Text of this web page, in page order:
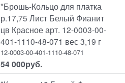
*Брошь-Кольцо для платка
р.17,75 Лист Белый Фианит
цв Красное арт. 12-0003-00-
401-1110-48-071 вес 3,19 г
12-0003-00-401-1110-48-071
54 000руб.